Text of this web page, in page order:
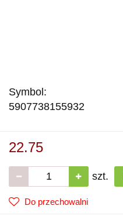
Symbol:
5907738155932
22.75
szt.
Do przechowalni